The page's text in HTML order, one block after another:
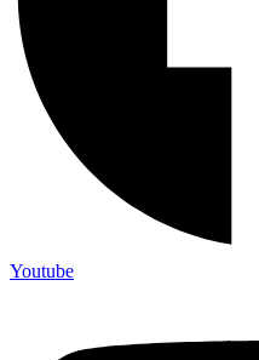
Youtube